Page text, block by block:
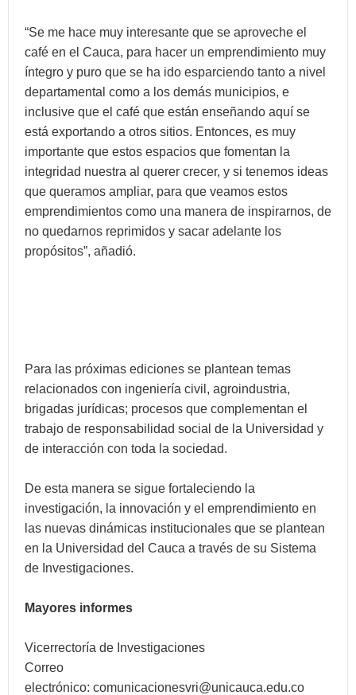
“Se me hace muy interesante que se aproveche el
café en el Cauca, para hacer un emprendimiento muy
íntegro y puro que se ha ido esparciendo tanto a nivel
departamental como a los demás municipios, e
inclusive que el café que están enseñando aquí se
está exportando a otros sitios. Entonces, es muy
importante que estos espacios que fomentan la
integridad nuestra al querer crecer, y si tenemos ideas
que queramos ampliar, para que veamos estos
emprendimientos como una manera de inspirarnos, de
no quedarnos reprimidos y sacar adelante los
propósitos”, añadió.
Para las próximas ediciones se plantean temas
relacionados con ingeniería civil, agroindustria,
brigadas jurídicas; procesos que complementan el
trabajo de responsabilidad social de la Universidad y
de interacción con toda la sociedad.
De esta manera se sigue fortaleciendo la
investigación, la innovación y el emprendimiento en
las nuevas dinámicas institucionales que se plantean
en la Universidad del Cauca a través de su Sistema
de Investigaciones.
Mayores informes
Vicerrectoría de Investigaciones
Correo
electrónico: comunicacionesvri@unicauca.edu.co